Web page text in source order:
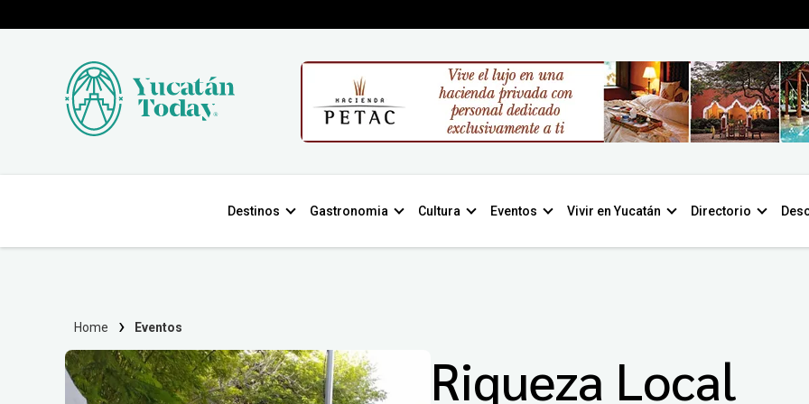
Destinos Gastronomia Cultura Eventos Vivir en Yucatán Directorio
Home Eventos
Riqueza Local